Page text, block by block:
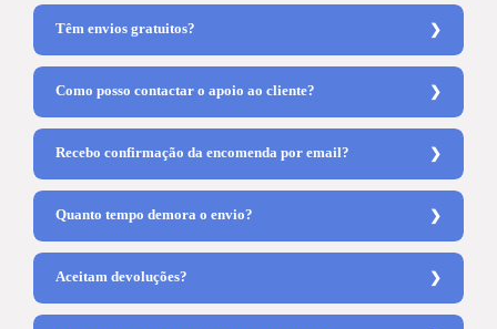
Têm envios gratuitos?
Como posso contactar o apoio ao cliente?
Recebo confirmação da encomenda por email?
Quanto tempo demora o envio?
Aceitam devoluções?